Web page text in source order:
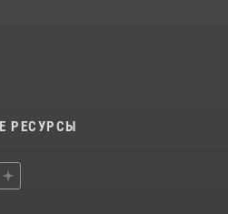
РЕСУРСЫ